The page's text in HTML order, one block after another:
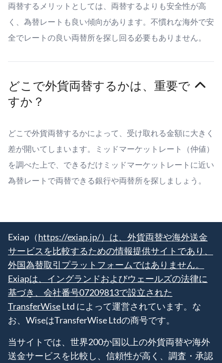
両替するメリットとしては、両替するよりも安全性が高
く、為替レートも良い傾向があります。不慣れな海外で安
全でレートの良い両替所を探し回る必要もありません。
どこで外貨両替するかは、重要で
すか？
どこで外貨両替するかによって、受け取れる金額に大きく
差が開いてしまいます。ミッドマーケットレート（仲値）
を調べた上で、できるだけミッドマーケットレートに近い
為替レートで両替できる銀行や両替所を探しましょう。
Exiap（https://exiap.jp/）は、外貨両替や海外送金
サービスを比較するための情報提供サイトであり、
外国為替取引プラットフォームではありません。
Exiapは、イングランドおよびウェールズの法律に
基づき、会社番号07209813で設立された
TransferWiseLtd によって運営されています。な
お、WiseはTransferWise Ltdの商号です。
当サイトでは、世界200か国以上の外貨両替や海外
送金サービスを比較し、信頼性が高く、調査・承認